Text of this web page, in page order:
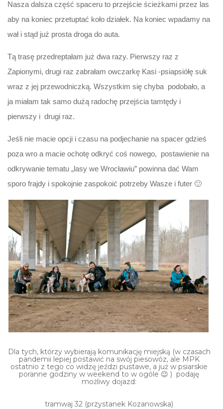
Nasza dalsza część spaceru to przejście ścieżkami przez las
aby na koniec przetuptać koło działek. Na koniec wpadamy na
wał i stąd już prosta droga do auta.
Tą trasę przedreptałam już dwa razy. Pierwszy raz z
Zapionymi, drugi raz zabrałam owczarkę Kasi -psiapsiółę suk
wraz z jej przewodniczką. Wszystkim się chyba podobało, a
ja miałam tak samo dużą radochę przejścia tamtędy i
pierwszy i drugi raz.
Jeśli nie macie opcji i czasu na podjechanie na spacer gdzieś
poza wro a macie ochotę odkryć coś nowego, postawienie na
odkrywanie tematu „lasy we Wrocławiu” powinna dać Wam
sporo frajdy i spokojnie zaspokoić potrzeby Wasze i futer 🙂
Dla tych, którzy wybierają komunikację miejską (w czasach
pandemii lepiej postawić na swój piesowóz, ale MPK
ostatnio z tego co widzę jeździ pustawe, a już w psiarskie
poranne godziny w weekend to w ogóle 😉 ) podaję
możliwy dojazd:
tramwaj 32 (przystanek Kozanowska)